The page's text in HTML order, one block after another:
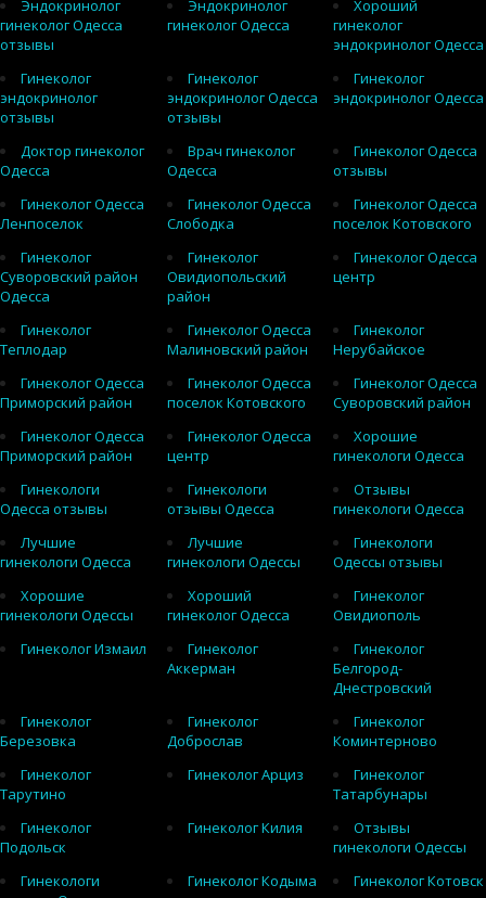
Эндокринолог
гинеколог Одесса
отзывы
Эндокринолог
гинеколог Одесса
Хороший
гинеколог
эндокринолог Одесса
Гинеколог
эндокринолог
отзывы
Гинеколог
эндокринолог Одесса
отзывы
Гинеколог
эндокринолог Одесса
Доктор гинеколог
Одесса
Врач гинеколог
Одесса
Гинеколог Одесса
отзывы
Гинеколог Одесса
Ленпоселок
Гинеколог Одесса
Слободка
Гинеколог Одесса
поселок Котовского
Гинеколог
Суворовский район
Одесса
Гинеколог
Овидиопольский
район
Гинеколог Одесса
центр
Гинеколог
Теплодар
Гинеколог Одесса
Малиновский район
Гинеколог
Нерубайское
Гинеколог Одесса
Приморский район
Гинеколог Одесса
поселок Котовского
Гинеколог Одесса
Суворовский район
Гинеколог Одесса
Приморский район
Гинеколог Одесса
центр
Хорошие
гинекологи Одесса
Гинекологи
Одесса отзывы
Гинекологи
отзывы Одесса
Отзывы
гинекологи Одесса
Лучшие
гинекологи Одесса
Лучшие
гинекологи Одессы
Гинекологи
Одессы отзывы
Хорошие
гинекологи Одессы
Хороший
гинеколог Одесса
Гинеколог
Овидиополь
Гинеколог Измаил
Гинеколог
Аккерман
Гинеколог
Белгород-
Днестровский
Гинеколог
Березовка
Гинеколог
Доброслав
Гинеколог
Коминтерново
Гинеколог
Тарутино
Гинеколог Арциз
Гинеколог
Татарбунары
Гинеколог
Подольск
Гинеколог Килия
Отзывы
гинекологи Одессы
Гинекологи
Гинеколог Кодыма Гинеколог Котовск